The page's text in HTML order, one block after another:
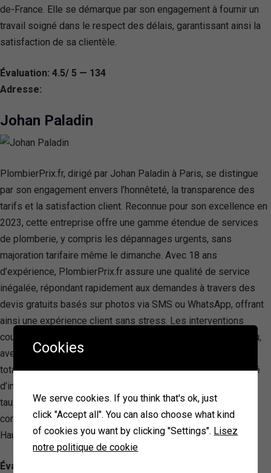
de-France. Elle se démarque par son engagement à fournir un
travail soigné dans le respect des délais, garantissant ainsi la
satisfaction de sa clientèle.
Évaluation: 4.5/ 5 — 134
Adresse:
Johan Paladin
PlombierPrix.fr, dirigé par Johan Paladin à Paris, se distingue
par son engagement envers l’honnêteté, la transparence des
tarifs et la satisfaction client. Reconnue pour son excellence en
2023, cette entreprise offre une gamme étendue de services
de plomberie, y compris les dépannages urgents, sans
majoration tarifaire même le dimanche. Avec 18 ans
d’expérience, PlombierPrix.fr assure une qualité de service
inégalée, répondant rapidement aux demandes à travers des
devis gratuits basés sur photos via SMS ou WhatsApp, offrant
ainsi une expérience client sans stress. Les interventions
couvrent tout, des fuites d’eau aux problèmes de chauffe-eau,
avec des tarifs préalablement affichés sur le site pour une
totale transparence. La compagnie, appréciée pour sa rapidité
d’intervention grâce à des déplacements en moto, affiche un
taux de satisfaction client de 100%, faisant d’elle un choix de
confiance dans le domaine de la plomberie sur Paris et les
Hauts-de-Seine.
Évaluation: 5.0/ 5 — 128
Cookies
We serve cookies. If you think that's ok, just
click "Accept all". You can also choose what kind
of cookies you want by clicking "Settings". Lisez
notre politique de cookie